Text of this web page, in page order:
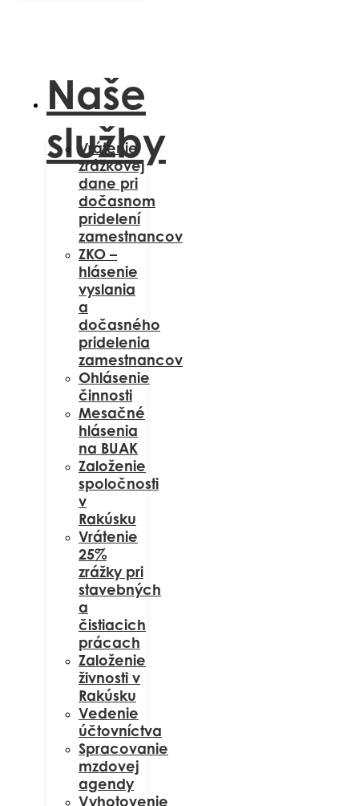
Naše
služby
Vrátenie
zrážkovej
dane pri
dočasnom
pridelení
zamestnancov
ZKO –
hlásenie
vyslania
a
dočasného
pridelenia
zamestnancov
Ohlásenie
činnosti
Mesačné
hlásenia
na BUAK
Založenie
spoločnosti
v
Rakúsku
Vrátenie
25%
zrážky pri
stavebných
a
čistiacich
prácach
Založenie
živnosti v
Rakúsku
Vedenie
účtovníctva
Spracovanie
mzdovej
agendy
Vyhotovenie